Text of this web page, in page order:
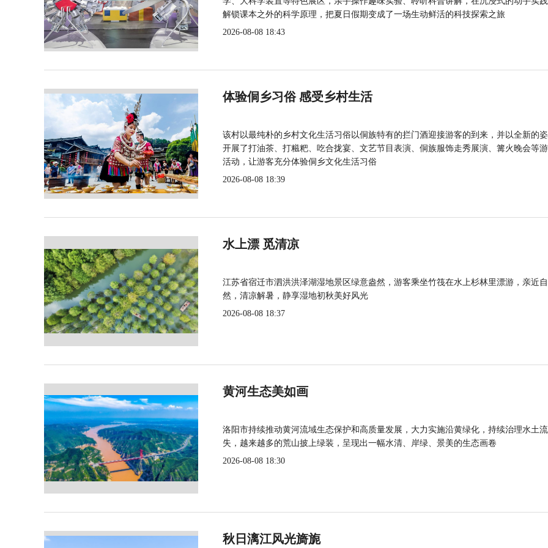
解锁课本之外的科学原理，把夏日假期变成了一场生动鲜活的科技探索之旅
2026-08-08 18:43
体验侗乡习俗 感受乡村生活
该村以最纯朴的乡村文化生活习俗以侗族特有的拦门酒迎接游客的到来，并以全新的
开展了打油茶、打糍粑、吃合拢宴、文艺节目表演、侗族服饰走秀展演、篝火晚会等
活动，让游客充分体验侗乡文化生活习俗
2026-08-08 18:39
水上漂 觅清凉
江苏省宿迁市泗洪洪泽湖湿地景区绿意盎然，游客乘坐竹筏在水上杉林里漂游，亲近自
然，清凉解暑，静享湿地初秋美好风光
2026-08-08 18:37
黄河生态美如画
洛阳市持续推动黄河流域生态保护和高质量发展，大力实施沿黄绿化，持续治理水土流
失，越来越多的荒山披上绿装，呈现出一幅水清、岸绿、景美的生态画卷
2026-08-08 18:30
秋日漓江风光旖旎